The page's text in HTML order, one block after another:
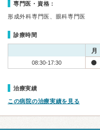
専門医・資格：
形成外科専門医、眼科専門医
診療時間
月
08:30-17:30
治療実績
この病院の治療実績を見る